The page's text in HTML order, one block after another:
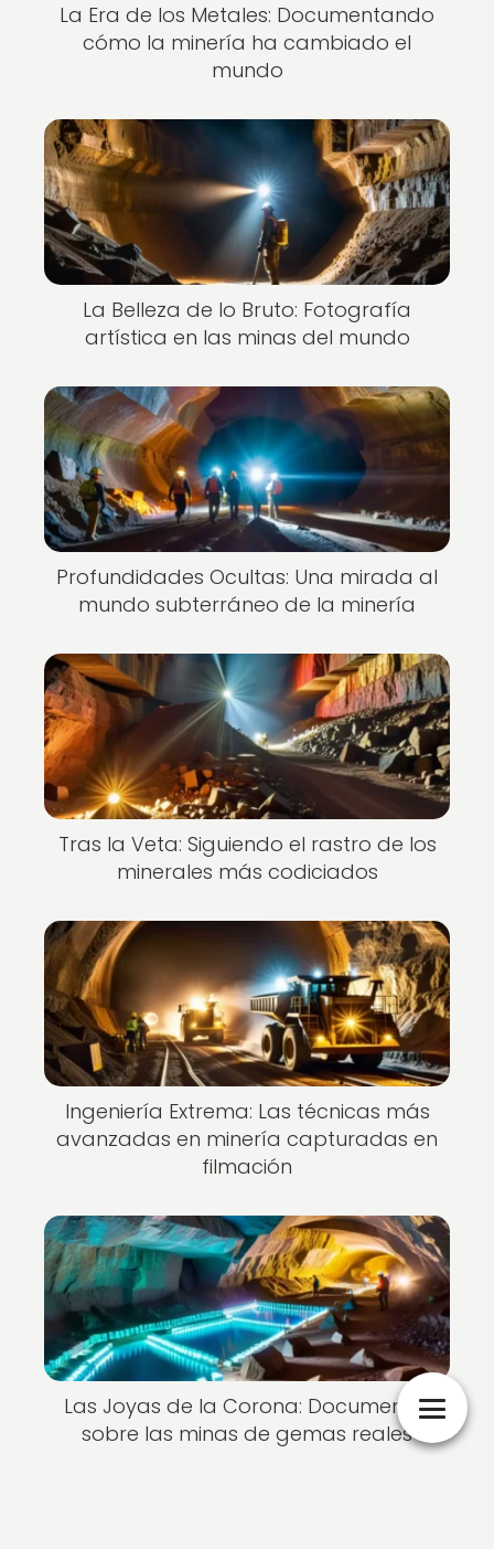
La Era de los Metales: Documentando
cómo la minería ha cambiado el
mundo
La Belleza de lo Bruto: Fotografía
artística en las minas del mundo
Profundidades Ocultas: Una mirada al
mundo subterráneo de la minería
Tras la Veta: Siguiendo el rastro de los
minerales más codiciados
Ingeniería Extrema: Las técnicas más
avanzadas en minería capturadas en
filmación
Las Joyas de la Corona: Documental
sobre las minas de gemas reales